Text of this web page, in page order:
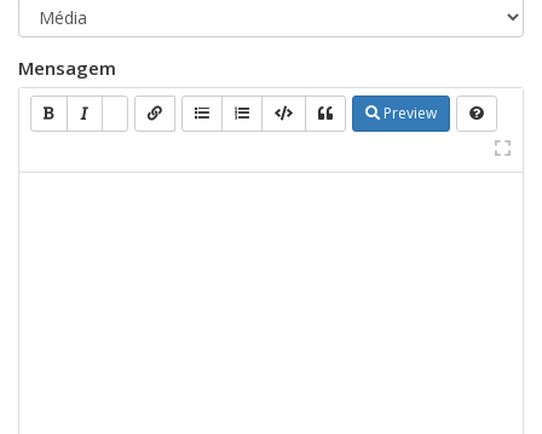
Mensagem
Preview